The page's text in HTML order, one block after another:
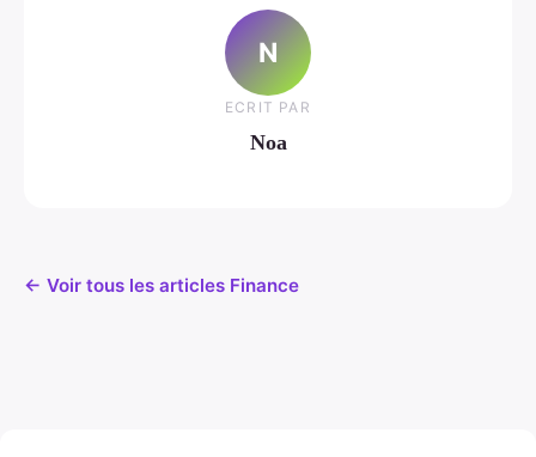
N
ECRIT PAR
Noa
← Voir tous les articles Finance